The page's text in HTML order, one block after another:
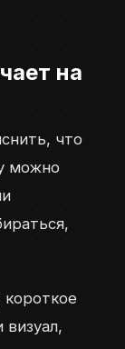
на
что
можно
короткое
визуал,